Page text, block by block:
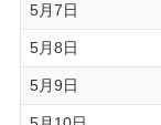
5月7日
5月8日
5月9日